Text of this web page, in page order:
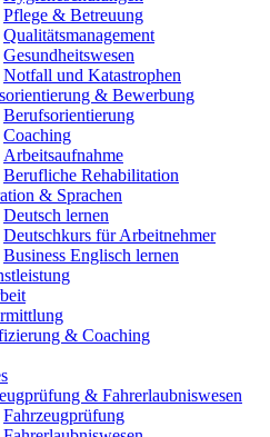
Pflege & Betreuung
Qualitätsmanagement
Gesundheitswesen
Notfall und Katastrophen
& Bewerbung
Berufsorientierung
Coaching
Arbeitsaufnahme
Berufliche Rehabilitation
& Sprachen
Deutsch lernen
Deutschkurs für Arbeitnehmer
Business Englisch lernen
& Coaching
& Fahrerlaubniswesen
Fahrzeugprüfung